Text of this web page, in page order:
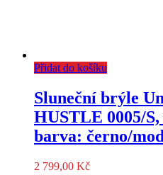
Přidat do košíku
Sluneční brýle
HUSTLE 0005/
barva: černo/
2 799,00 Kč